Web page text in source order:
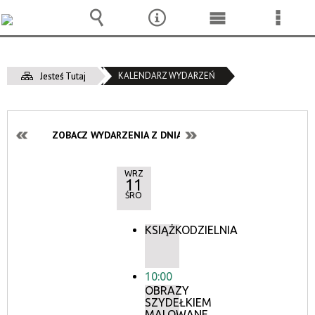
Jesteś Tutaj KALENDARZ WYDARZEŃ
ZOBACZ WYDARZENIA Z DNIA:
WRZ
11
ŚRO
KSIĄŻKODZIELNIA
10:00
OBRAZY
SZYDEŁKIEM
Wyszukiwarka
NarzędziaMenu
Menu